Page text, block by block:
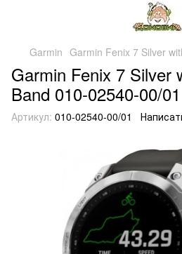
Garmin Garmin Fenix 7 Silver
Garmin Fenix 7 Silver
Band 010-02540-00/01
Артикул: 010-02540-00/01